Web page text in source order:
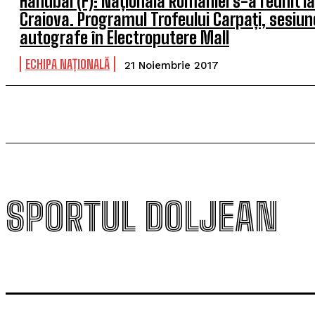
Craiova. Programul Trofeului Carpați,
autografe în Electroputere Mall
ECHIPA NAȚIONALĂ 21 Noiembrie 2017
SPORTUL DOLJEAN